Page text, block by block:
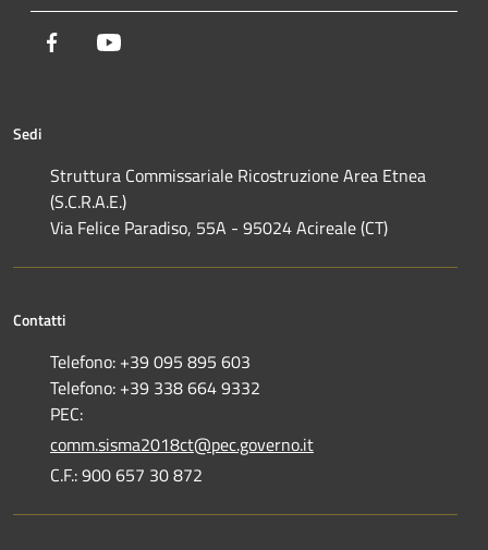
Facebook
Sedi
Struttura Commissariale Ricostruzione Area Etnea
(S.C.R.A.E.)
Via Felice Paradiso, 55A - 95024 Acireale (CT)
Contatti
Telefono: +39 095 895 603
Telefono: +39 338 664 9332
PEC:
comm.sisma2018ct@pec.governo.it
C.F.: 900 657 30 872